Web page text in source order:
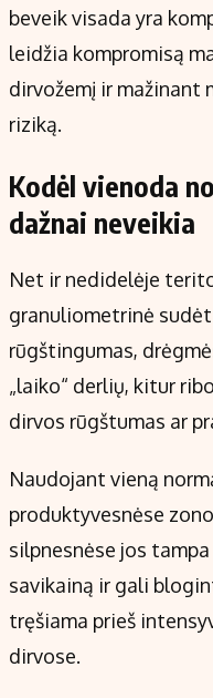
beveik visada yra
leidžia kompromisą
dirvožemį ir mažinant
riziką.
Kodėl vienoda
dažnai neveikia
Net ir nedidelėje
granuliometrinė
rūgštingumas,
„laiko“ derlių, kitur
dirvos rūgštumas ar
Naudojant vieną
produktyvesnėse
silpnesnėse jos
savikainą ir gali
tręšiama prieš
dirvose.